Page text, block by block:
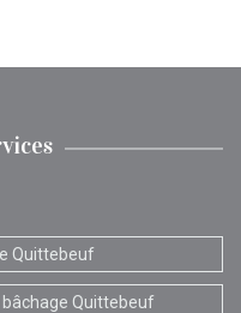
Quittebeuf
Quittebeuf